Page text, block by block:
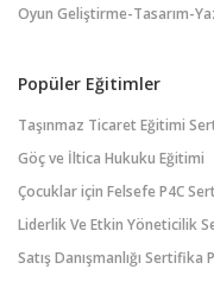
Oyun Geliştirme-Tasarım-
Popüler Eğitimler
Taşınmaz Ticaret Eğitimi
Göç ve İltica Hukuku Eğitimi
Çocuklar için Felsefe P4C
Liderlik Ve Etkin Yöneticilik
Satış Danışmanlığı Sertifika